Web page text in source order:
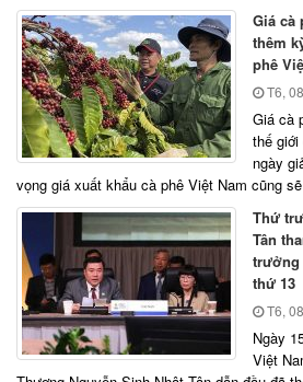
Giá cà
thêm
phê
T6,
Giá cà
thế giới
ngày
vọng giá xuất khẩu cà phê Việt Nam cũng
Thứ
Tân
trưởng
thứ 13
T6,
Ngày
Việt